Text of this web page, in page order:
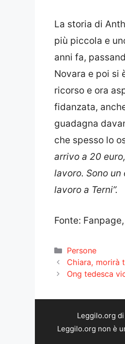
La storia di
più piccola e
anni fa,
Novara e poi si
ricorso e ora
fidanzata,
guadagna
che spesso lo
arrivo a 20
lavoro. Sono
lavoro a Terni”.
Fonte:
Categorie
Persone
Chiara, morirà
Ong tedesca
Leggilo.org
Leggilo.org non è